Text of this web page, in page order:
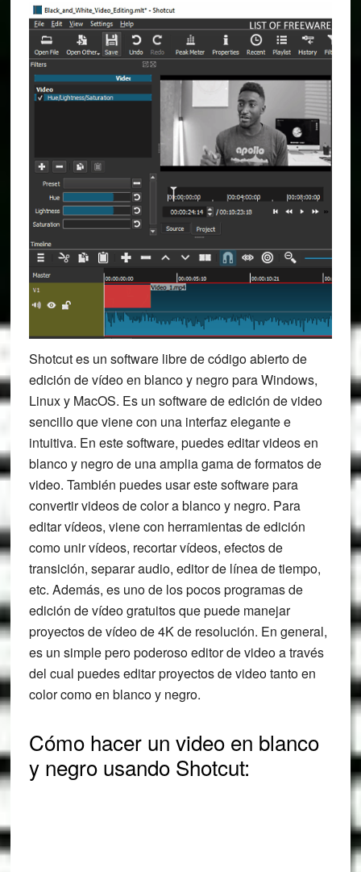
Shotcut es un software libre de código abierto de
edición de vídeo en blanco y negro para Windows,
Linux y MacOS. Es un software de edición de video
sencillo que viene con una interfaz elegante e
intuitiva. En este software, puedes editar videos en
blanco y negro de una amplia gama de formatos de
video. También puedes usar este software para
convertir videos de color a blanco y negro. Para
editar vídeos, viene con herramientas de edición
como unir vídeos, recortar vídeos, efectos de
transición, separar audio, editor de línea de tiempo,
etc. Además, es uno de los pocos programas de
edición de vídeo gratuitos que puede manejar
proyectos de vídeo de 4K de resolución. En general,
es un simple pero poderoso editor de video a través
del cual puedes editar proyectos de video tanto en
color como en blanco y negro.
Cómo hacer un video en blanco
y negro usando Shotcut: